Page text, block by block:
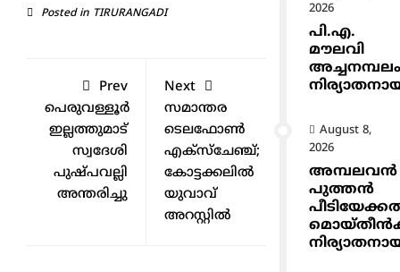
Posted in TIRURANGADI
Prev
പെരുവള്ളൂർ
ഇല്ലത്തുമാട്
സ്വദേശി
പുഷ്പവല്ലി
അന്തരിച്ചു
Next
സമാന്തര
ടെലഫോണ്‍
എക്‌സ്‌ചേഞ്ച്;
കോട്ടക്കലില്‍
യുവാവ്
അറസ്റ്റില്‍
2026
പി.എ.
മൗലവി
August 8,
2026
അമ്പലവൻ
പുത്തൻ